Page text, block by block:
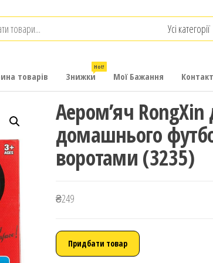
товарів Знижки
Hot!
Мої Бажання
Аером’яч RongXin
домашнього
воротами (3235)
₴249
Придбати товар